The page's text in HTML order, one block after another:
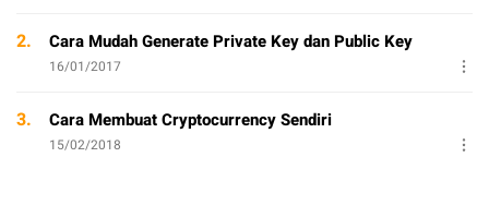
2. Cara Mudah Generate Private Key dan Public Key
16/01/2017
3. Cara Membuat Cryptocurrency Sendiri
15/02/2018